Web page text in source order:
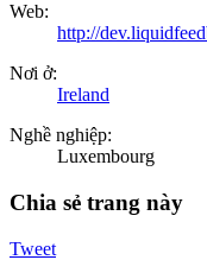
Web:
http://
Nơi ở:
Ireland
Nghề nghiệp:
Luxembourg
Chia sẻ trang này
Tweet